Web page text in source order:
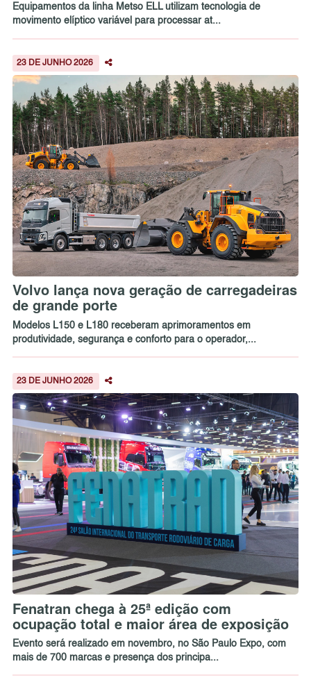
Equipamentos da linha Metso ELL utilizam tecnologia de
movimento elíptico variável para processar at...
23 DE JUNHO 2026
Volvo lança nova geração de carregadeiras
de grande porte
Modelos L150 e L180 receberam aprimoramentos em
produtividade, segurança e conforto para o operador,...
23 DE JUNHO 2026
Fenatran chega à 25ª edição com
ocupação total e maior área de exposição
Evento será realizado em novembro, no São Paulo Expo, com
mais de 700 marcas e presença dos principa...